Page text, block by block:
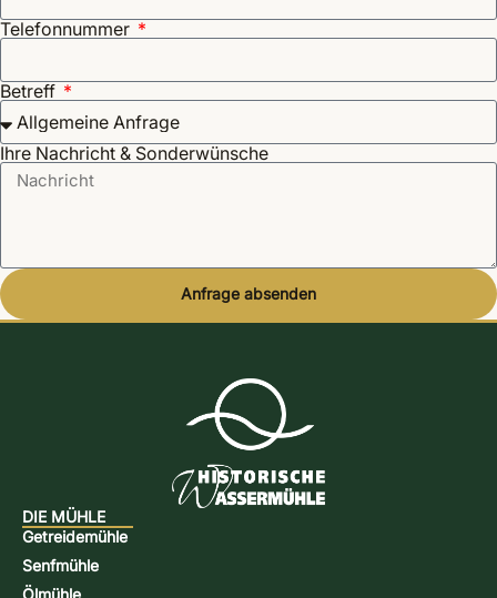
Telefonnummer
Betreff
Ihre Nachricht & Sonderwünsche
Anfrage absenden
DIE MÜHLE
Getreidemühle
Senfmühle